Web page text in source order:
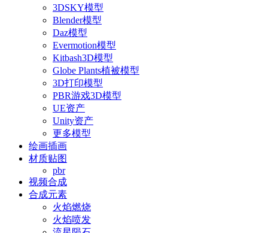
3DSKY模型
Blender模型
Daz模型
Evermotion模型
Kitbash3D模型
Globe Plants植被模型
3D打印模型
PBR游戏3D模型
UE资产
Unity资产
更多模型
绘画插画
材质贴图
pbr
视频合成
合成元素
火焰燃烧
火焰喷发